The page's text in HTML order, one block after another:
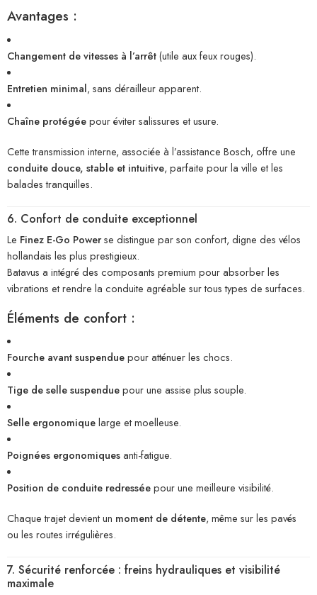
Avantages :
Changement de vitesses à l’arrêt(utile aux feux rouges).
Entretien minimal, sans dérailleur apparent.
Chaîne protégéepour éviter salissures et usure.
Cette transmission interne, associée à l’assistance Bosch, offre une
conduite douce, stable et intuitive, parfaite pour la ville et les
balades tranquilles.
6. Confort de conduite exceptionnel
Le Finez E-Go Powerse distingue par son confort, digne des vélos
hollandais les plus prestigieux.
Batavus a intégré des composants premium pour absorber les
vibrations et rendre la conduite agréable sur tous types de surfaces.
Éléments de confort :
Fourche avant suspenduepour atténuer les chocs.
Tige de selle suspenduepour une assise plus souple.
Selle ergonomiquelarge et moelleuse.
Poignées ergonomiquesanti-fatigue.
Position de conduite redresséepour une meilleure visibilité.
Chaque trajet devient un moment de détente, même sur les pavés
ou les routes irrégulières.
7. Sécurité renforcée : freins hydrauliques et visibilité
maximale